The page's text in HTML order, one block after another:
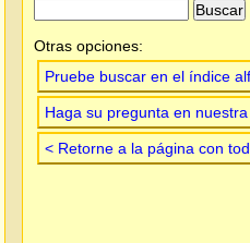
Otras opciones:
Pruebe buscar en el índice
Haga su pregunta en
< Retorne a la página con